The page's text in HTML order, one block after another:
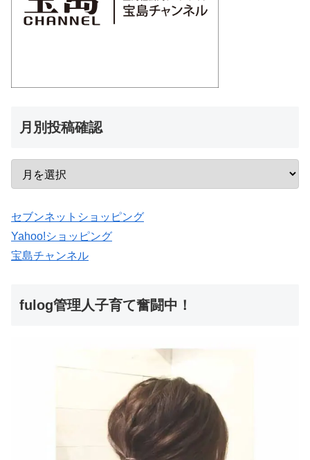
月別投稿確認
セブンネットショッピング
Yahoo!ショッピング
宝島チャンネル
fulog管理人子育て奮闘中！